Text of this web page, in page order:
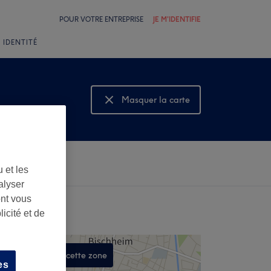
POUR VOTRE ENTREPRISE JE M'IDENTIFIE
IDENTITÉ
Masquer la carte
Montrer la carte
dans cette zone
et les
vous
et de